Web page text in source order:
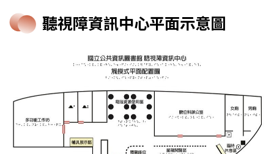
聽視障資訊中心平面示意圖